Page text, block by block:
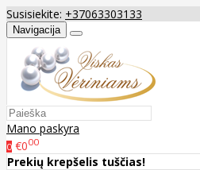
Susisiekite: +37063303133
Navigacija
Mano paskyra
0 €000
Prekių krepšelis tuščias!